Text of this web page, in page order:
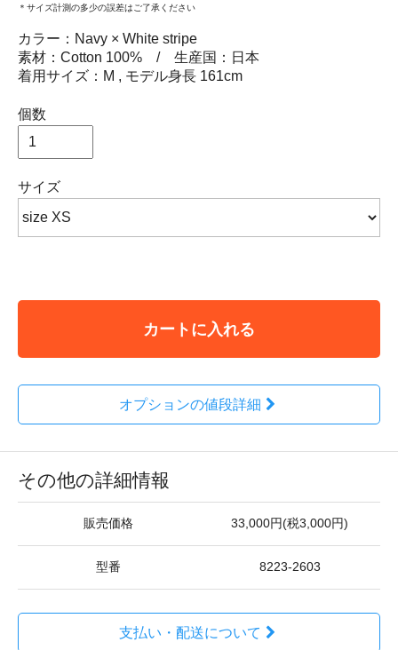
＊サイズ計測の多少の誤差はご了承ください
カラー：Navy × White stripe
素材：Cotton 100% / 生産国：日本
着用サイズ：M , モデル身長 161cm
個数
サイズ
カートに入れる
オプションの値段詳細
その他の詳細情報
販売価格 33,000円(税3,000円)
型番 8223-2603
支払い・配送について